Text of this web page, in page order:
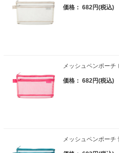
価格： 682円(税込)
メッシュペンポー
価格： 682円(税込)
メッシュペンポー